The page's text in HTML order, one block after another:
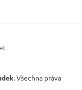
. Všechna práva